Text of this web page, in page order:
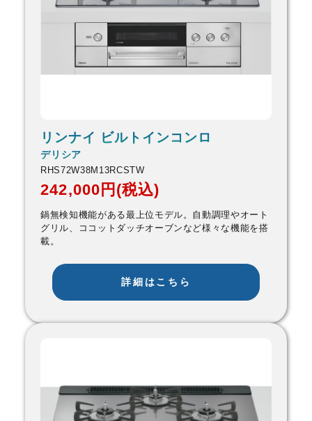
リンナイ ビルトインコンロ
デリシア
RHS72W38M13RCSTW
242,000円(税込)
鍋無検知機能がある最上位モデル。自動調理やオート
グリル、ココットダッチオーブンなど様々な機能を搭
載。
詳細はこちら